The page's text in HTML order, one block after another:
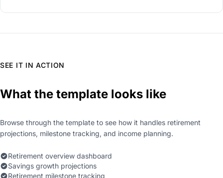
SEE IT IN ACTION
What the template looks like
Browse through the template to see how it handles retirement
projections, milestone tracking, and income planning.
Retirement overview dashboard
Savings growth projections
Retirement milestone tracking